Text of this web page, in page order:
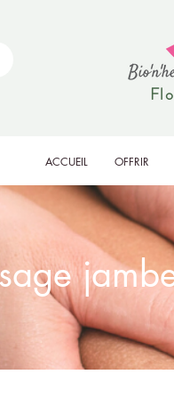
ACCUEIL OFFRIR